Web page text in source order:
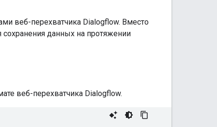
веб-перехватчика Dialogflow. Вместо
сохранения данных на протяжении
веб-перехватчика Dialogflow.